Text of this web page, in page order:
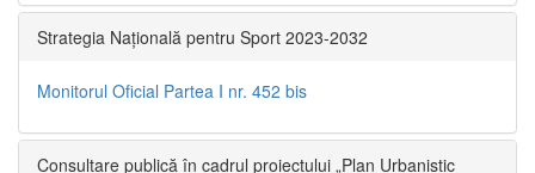
Strategia Națională pentru Sport 2023-2032
Monitorul Oficial Partea I nr. 452 bis
Consultare publică în cadrul proiectului „Plan Urbanistic